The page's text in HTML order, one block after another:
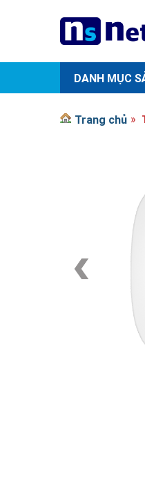
DANH MỤC
Trang chủ